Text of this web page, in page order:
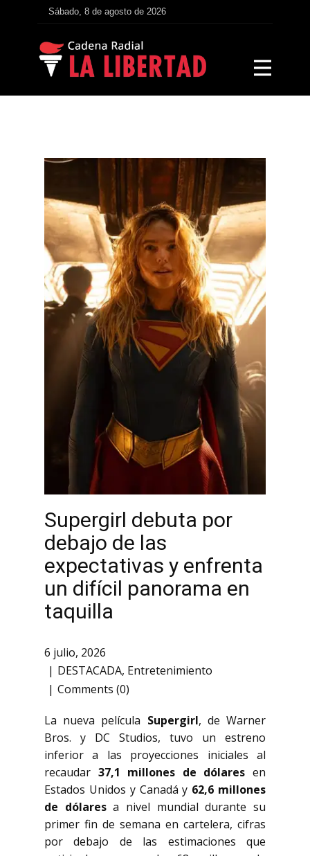
Sábado, 8 de agosto de 2026
Supergirl debuta por
debajo de las
expectativas y enfrenta
un difícil panorama en
taquilla
6 julio, 2026
DESTACADA, Entretenimiento
Comments (0)
La nueva película Supergirl, de Warner
Bros. y DC Studios, tuvo un estreno
inferior a las proyecciones iniciales al
recaudar 37,1 millones de dólares en
Estados Unidos y Canadá y 62,6 millones
de dólaresa nivel mundial durante su
primer fin de semana en cartelera, cifras
por debajo de las estimaciones que